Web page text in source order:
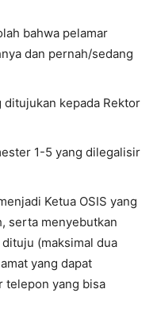
bahwa pelamar
dan pernah/sedang
ditujukan kepada Rektor
1-5 yang dilegalisir
Ketua OSIS yang
serta menyebutkan
dituju (maksimal dua
yang dapat
telepon yang bisa